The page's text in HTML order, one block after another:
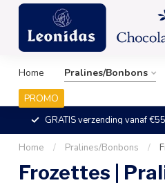
Home Pralines/Bonbons
PROMO
GRATIS verzending vanaf
Home / Pralines/Bonbons /
Frozettes |